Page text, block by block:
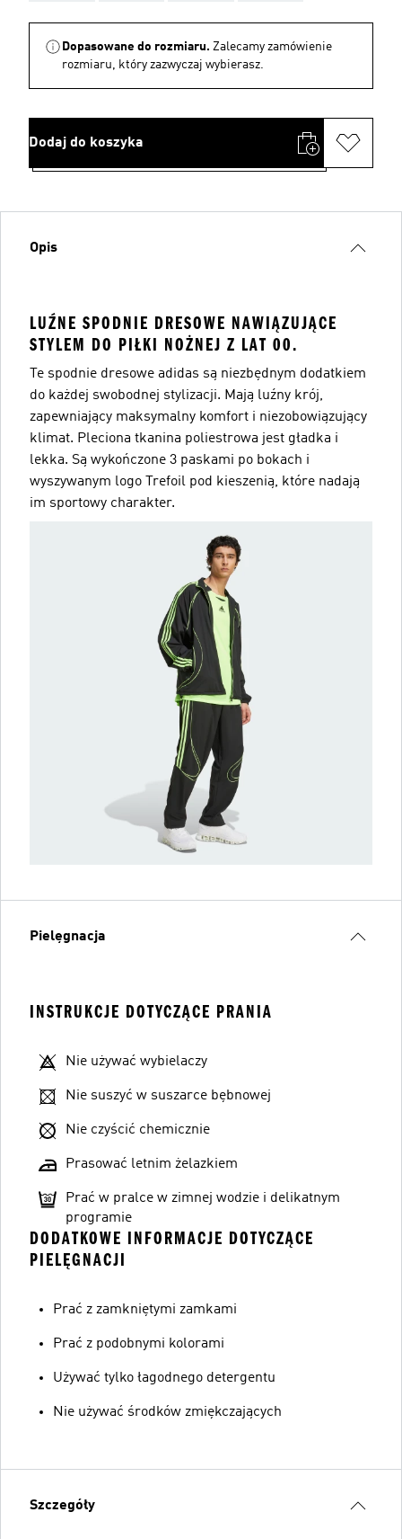
Dopasowane do rozmiaru. Zalecamy zamówienie
rozmiaru, który zazwyczaj wybierasz.
Dodaj do koszyka
Opis
LUŹNE SPODNIE DRESOWE NAWIĄZUJĄCE
STYLEM DO PIŁKI NOŻNEJ Z LAT 00.
Te spodnie dresowe adidas są niezbędnym dodatkiem
do każdej swobodnej stylizacji. Mają luźny krój,
zapewniający maksymalny komfort i niezobowiązujący
klimat. Pleciona tkanina poliestrowa jest gładka i
lekka. Są wykończone 3 paskami po bokach i
wyszywanym logo Trefoil pod kieszenią, które nadają
im sportowy charakter.
Pielęgnacja
INSTRUKCJE DOTYCZĄCE PRANIA
Nie używać wybielaczy
Nie suszyć w suszarce bębnowej
Nie czyścić chemicznie
Prasować letnim żelazkiem
Prać w pralce w zimnej wodzie i delikatnym
programie
DODATKOWE INFORMACJE DOTYCZĄCE
PIELĘGNACJI
Prać z zamkniętymi zamkami
Prać z podobnymi kolorami
Używać tylko łagodnego detergentu
Nie używać środków zmiękczających
Szczegóły